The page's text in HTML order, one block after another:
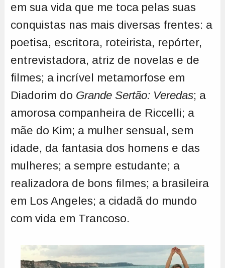
em sua vida que me toca pelas suas
conquistas nas mais diversas frentes: a
poetisa, escritora, roteirista, repórter,
entrevistadora, atriz de novelas e de
filmes; a incrível metamorfose em
Diadorim do Grande Sertão: Veredas; a
amorosa companheira de Riccelli; a
mãe do Kim; a mulher sensual, sem
idade, da fantasia dos homens e das
mulheres; a sempre estudante; a
realizadora de bons filmes; a brasileira
em Los Angeles; a cidadã do mundo
com vida em Trancoso.